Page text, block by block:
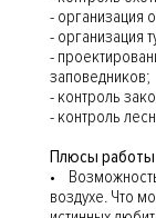
- организация
- организация
-
заповедников;
- контроль
- контроль
Плюсы
•
воздухе. Что